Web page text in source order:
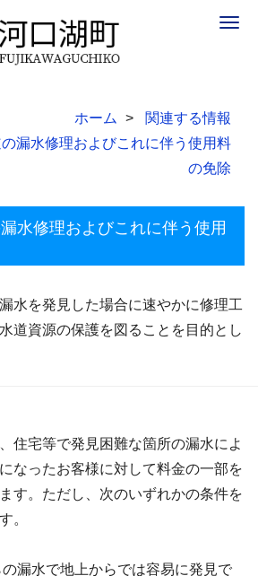
ホーム
関連する情報
漏水修理およびこれに伴う使用料
の免除
水修理およびこれに伴う使用
水を発見した場合に速やかに修理工
道資源の保護を図ることを目的とし
住宅等で発見困難な箇所の漏水によ
なったお客様に対して料金の一部を
す。ただし、次のいずれかの条件を
。
漏水で地上からでは容易に発見で